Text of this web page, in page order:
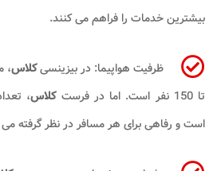
بیشترین خدمات را فراهم می کنند.
ظرفیت هواپیما: در بیزینسیکلاس
تا 150 نفر است. اما در فرست
کلاس،
است و رفاهی برای هر مسافر در نظر گرفته